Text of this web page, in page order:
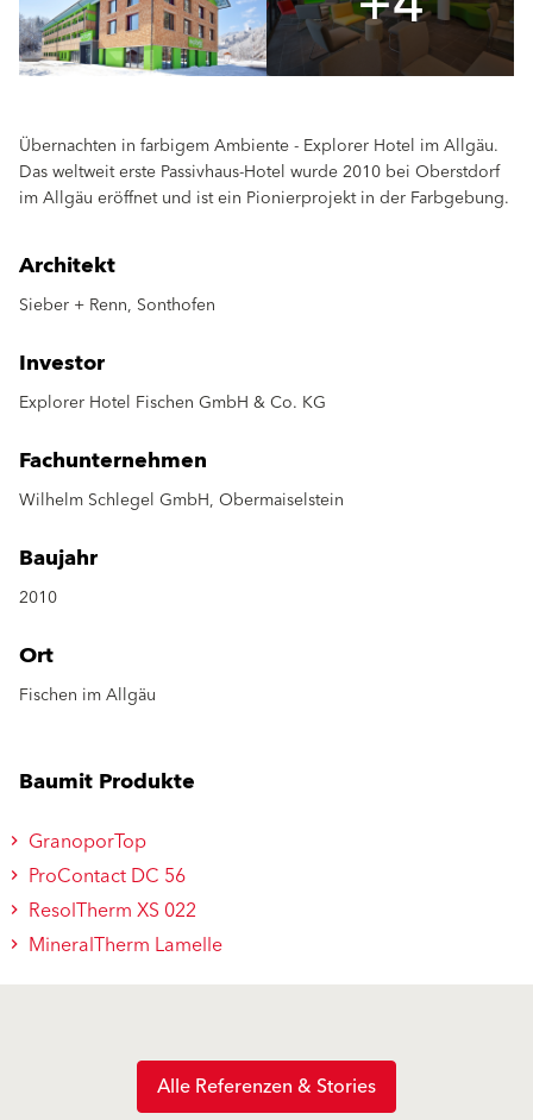
Übernachten in farbigem Ambiente - Explorer Hotel im Allgäu.
Das weltweit erste Passivhaus-Hotel wurde 2010 bei Oberstdorf
im Allgäu eröffnet und ist ein Pionierprojekt in der Farbgebung.
Architekt
Sieber + Renn, Sonthofen
Investor
Explorer Hotel Fischen GmbH & Co. KG
Fachunternehmen
Wilhelm Schlegel GmbH, Obermaiselstein
Baujahr
2010
Ort
Fischen im Allgäu
Baumit Produkte
GranoporTop
ProContact DC 56
ResolTherm XS 022
MineralTherm Lamelle
Alle Referenzen & Stories